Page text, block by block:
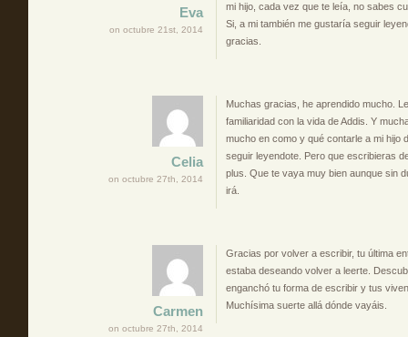
Eva
on octubre 21st, 2014
mi hijo, cada vez que te leía, no sabes
Si, a mi también me gustaría seguir
gracias.
Celia
on octubre 27th, 2014
Muchas gracias, he aprendido mucho.
familiaridad con la vida de Addis. Y
mucho en como y qué contarle a mi hijo
seguir leyendote. Pero que escribieras
plus. Que te vaya muy bien aunque sin
irá.
Carmen
on octubre 27th, 2014
Gracias por volver a escribir, tu última
estaba deseando volver a leerte.
enganchó tu forma de escribir y tus
Muchísima suerte allá dónde vayáis.